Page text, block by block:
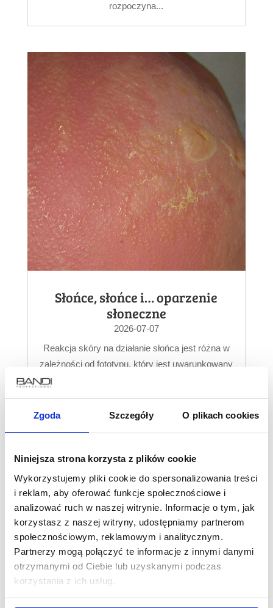
Zgoda Szczegóły O plikach cookies
Niniejsza strona korzysta z plików cookie
Wykorzystujemy pliki cookie do spersonalizowania treści
i reklam, aby oferować funkcje społecznościowe i
analizować ruch w naszej witrynie. Informacje o tym, jak
korzystasz z naszej witryny, udostępniamy partnerom
społecznościowym, reklamowym i analitycznym.
Partnerzy mogą połączyć te informacje z innymi danymi
otrzymanymi od Ciebie lub uzyskanymi podczas
korzystania z ich usług.
rozpoczyna...
Słońce, słońce i… oparzenie
słoneczne
2026-07-07
Reakcja skóry na działanie słońca jest różna w
zależności od fototypu, który jest uwarunkowany